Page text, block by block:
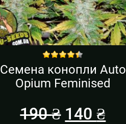
Sale!
Семена конопли Auto
Opium Feminised
190₴ 140₴